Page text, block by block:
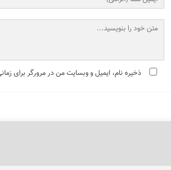
ذخیره نام، ایمیل و وبسایت من در مرورگر برای